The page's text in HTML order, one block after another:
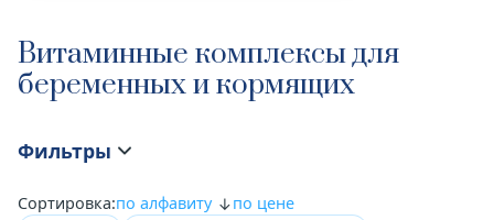
Витаминные комплексы для
беременных и кормящих
Фильтры
Сортировка:по алфавиту по цене